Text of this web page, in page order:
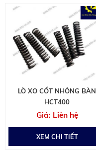
LÒ XO CỐT NHÔNG BÀN
HCT400
Liên hệ
XEM CHI TIẾT